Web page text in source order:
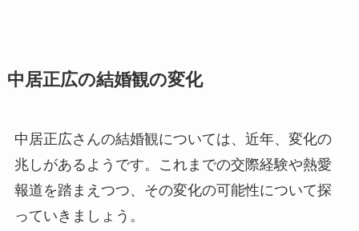
中居正広の結婚観の変化
中居正広さんの結婚観については、近年、変化の
兆しがあるようです。これまでの交際経験や熱愛
報道を踏まえつつ、その変化の可能性について探
っていきましょう。